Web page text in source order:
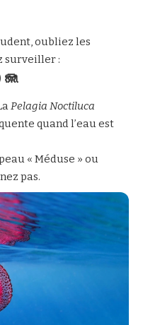
oubliez les
surveiller :
🪼
Pelagia Noctiluca
quand l’eau est
« Méduse » ou
pas.